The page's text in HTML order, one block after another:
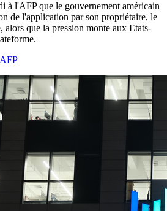
à l'AFP que le gouvernement américain
de l'application par son propriétaire, le
que la pression monte aux Etats-